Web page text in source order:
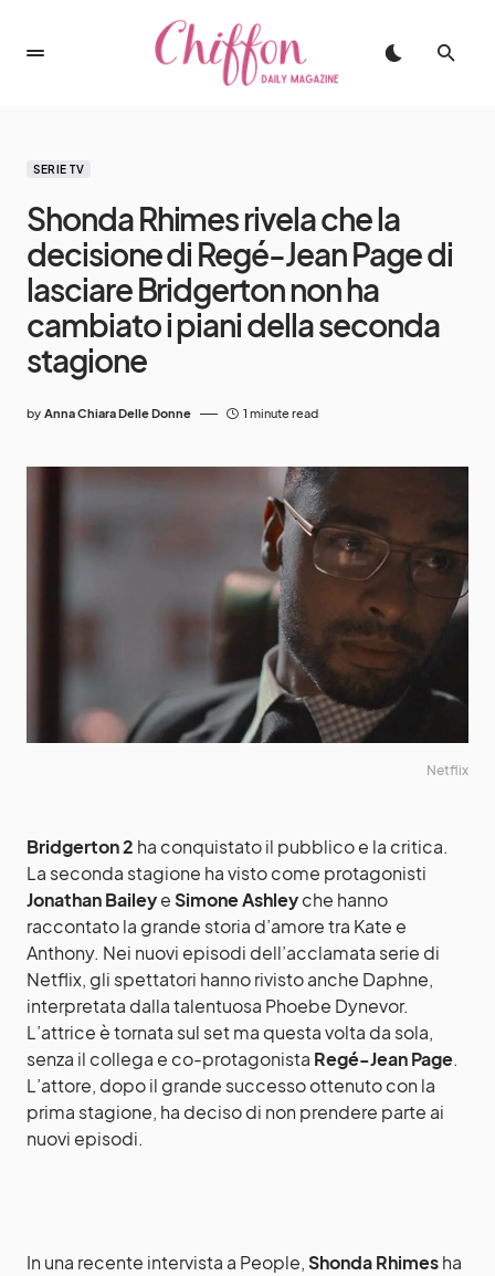
SERIE TV
Shonda Rhimes rivela che la
decisione di Regé-Jean Page di
lasciare Bridgerton non ha
cambiato i piani della seconda
stagione
by Anna Chiara Delle Donne 1 minute read
Netflix
Bridgerton 2 ha conquistato il pubblico e la critica.
La seconda stagione ha visto come protagonisti
Jonathan BaileyeSimone Ashleyche hanno
raccontato la grande storia d’amore tra Kate e
Anthony. Nei nuovi episodi dell’acclamata serie di
Netflix, gli spettatori hanno rivisto anche Daphne,
interpretata dalla talentuosa Phoebe Dynevor.
L’attrice è tornata sul set ma questa volta da sola,
senza il collega e co-protagonista Regé-Jean Page.
L’attore, dopo il grande successo ottenuto con la
prima stagione, ha deciso di non prendere parte ai
nuovi episodi.
In una recente intervista a People,Shonda Rhimesha